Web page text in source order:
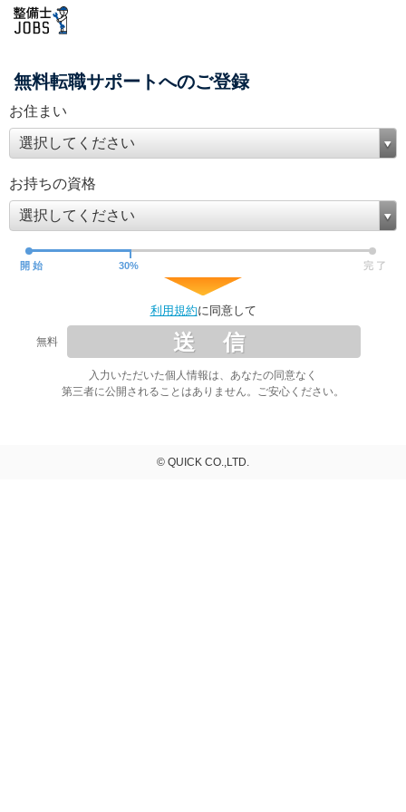
無料転職サポートへのご登録
お住まい
選択してください
お持ちの資格
選択してください
開 始 30% 完 了
利用規約に同意して
無料 送 信
入力いただいた個人情報は、あなたの同意なく
第三者に公開されることはありません。ご安心ください。
© QUICK CO.,LTD.